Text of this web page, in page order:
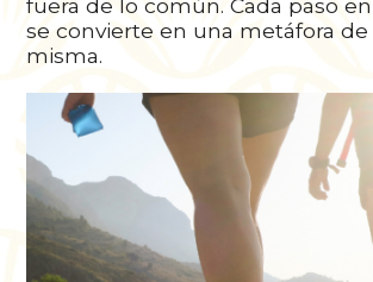
se convierte en una metáfora de
misma.